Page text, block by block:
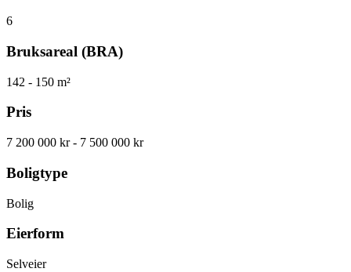
6
Bruksareal (BRA)
142 - 150 m²
Pris
7 200 000 kr- 7 500 000 kr
Boligtype
Bolig
Eierform
Selveier